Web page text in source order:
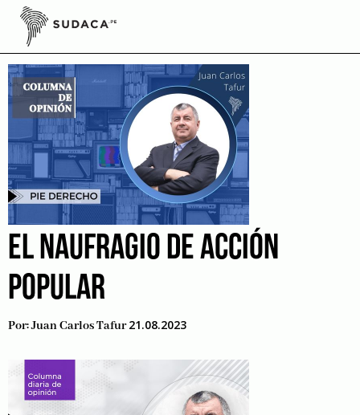
Skip
contentLos niños
EL NAUFRAGIO DE ACCIÓN
POPULAR
Por:Juan Carlos Tafur 21.08.2023